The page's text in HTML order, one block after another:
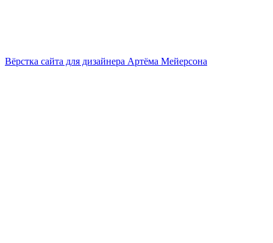
Вёрстка сайта для дизайнера Артёма Мейерсона